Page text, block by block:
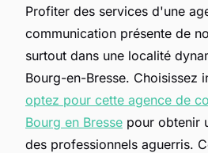
Profiter des services d'une
communication présente de
surtout dans une localité
Bourg-en-Bresse. Choisissez
optez pour cette agence de
Bourg en Bresse pour obtenir
des professionnels aguerris.